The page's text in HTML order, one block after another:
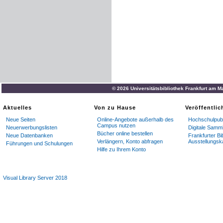
© 2026 Universitätsbibliothek Frankfurt am
Aktuelles
Neue Seiten
Neuerwerbungslisten
Neue Datenbanken
Führungen und Schulungen
Von zu Hause
Online-Angebote außerhalb des
Campus nutzen
Bücher online bestellen
Verlängern, Konto abfragen
Hilfe zu Ihrem Konto
Digitale
Frankfurter
Visual Library Server 2018